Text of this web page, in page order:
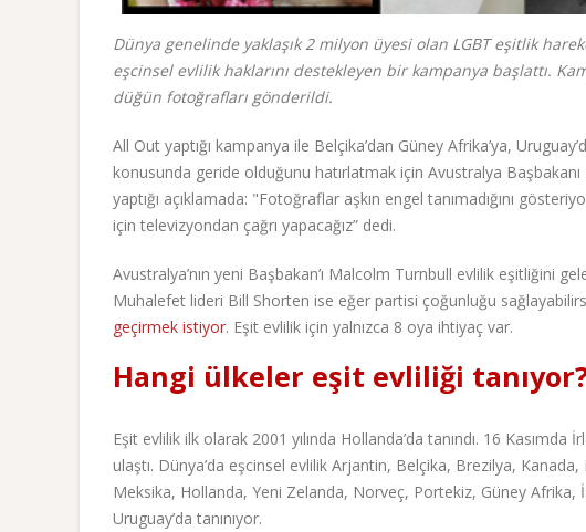
Dünya genelinde yaklaşık 2 milyon üyesi olan LGBT eşitlik
eşcinsel evlilik haklarını destekleyen bir kampanya başlattı.
düğün fotoğrafları gönderildi.
All Out yaptığı kampanya ile Belçika’dan Güney Afrika’ya,
konusunda geride olduğunu hatırlatmak için Avustralya
yaptığı açıklamada: "Fotoğraflar aşkın engel tanımadığını
için televizyondan çağrı yapacağız” dedi.
Avustralya’nın yeni Başbakan’ı Malcolm Turnbull evlilik eşitliğini
Muhalefet lideri Bill Shorten ise eğer partisi çoğunluğu
geçirmek istiyor. Eşit evlilik için yalnızca 8 oya ihtiyaç var.
Hangi ülkeler eşit evliliği
Eşit evlilik ilk olarak 2001 yılında Hollanda’da tanındı. 16
ulaştı. Dünya’da eşcinsel evlilik Arjantin, Belçika, Brezilya,
Meksika, Hollanda, Yeni Zelanda, Norveç, Portekiz, Güney Afrika,
Uruguay’da tanınıyor.